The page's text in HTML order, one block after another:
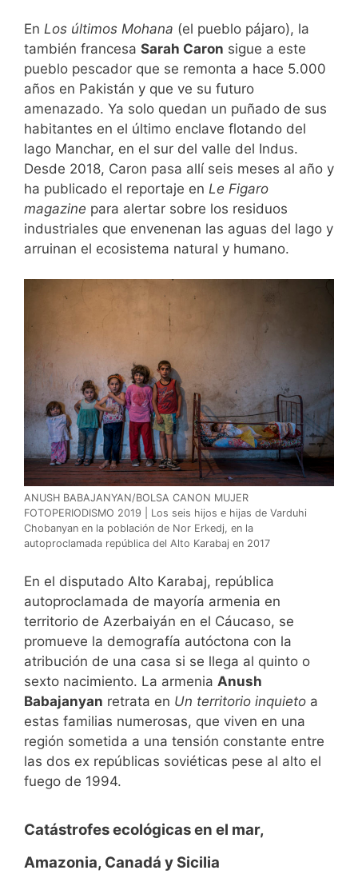
En Los últimos Mohana (el pueblo pájaro), la
también francesa Sarah Caron sigue a este
pueblo pescador que se remonta a hace 5.000
años en Pakistán y que ve su futuro
amenazado. Ya solo quedan un puñado de sus
habitantes en el último enclave flotando del
lago Manchar, en el sur del valle del Indus.
Desde 2018, Caron pasa allí seis meses al año y
ha publicado el reportaje en Le Figaro
magazine para alertar sobre los residuos
industriales que envenenan las aguas del lago y
arruinan el ecosistema natural y humano.
ANUSH BABAJANYAN/BOLSA CANON MUJER
FOTOPERIODISMO 2019 | Los seis hijos e hijas de Varduhi
Chobanyan en la población de Nor Erkedj, en la
autoproclamada república del Alto Karabaj en 2017
En el disputado Alto Karabaj, república
autoproclamada de mayoría armenia en
territorio de Azerbaiyán en el Cáucaso, se
promueve la demografía autóctona con la
atribución de una casa si se llega al quinto o
sexto nacimiento. La armenia Anush
Babajanyan retrata en Un territorio inquieto a
estas familias numerosas, que viven en una
región sometida a una tensión constante entre
las dos ex repúblicas soviéticas pese al alto el
fuego de 1994.
Catástrofes ecológicas en el mar,
Amazonia, Canadá y Sicilia